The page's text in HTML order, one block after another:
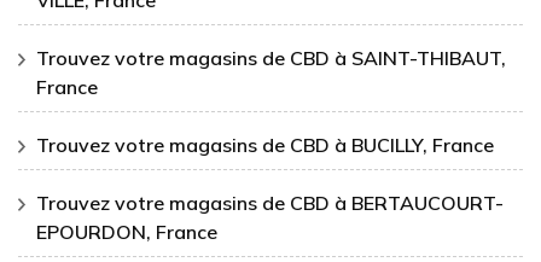
Trouvez votre magasins de CBD à SAINT-THIBAUT,
France
Trouvez votre magasins de CBD à BUCILLY, France
Trouvez votre magasins de CBD à BERTAUCOURT-
EPOURDON, France